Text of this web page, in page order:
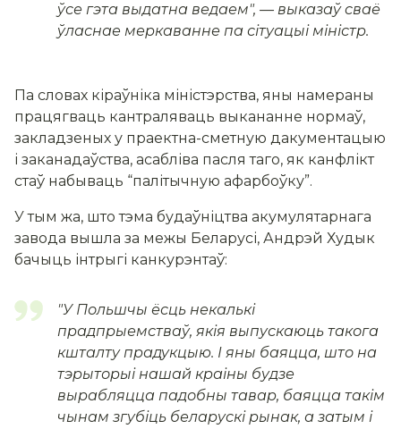
ўсе гэта выдатна ведаем", — выказаў сваё
ўласнае меркаванне па сітуацыі міністр.
Па словах кіраўніка міністэрства, яны намераны
працягваць кантраляваць выкананне нормаў,
закладзеных у праектна-сметную дакументацыю
і заканадаўства, асабліва пасля таго, як канфлікт
стаў набываць “палітычную афарбоўку”.
У тым жа, што тэма будаўніцтва акумулятарнага
завода вышла за межы Беларусі, Андрэй Худык
бачыць інтрыгі канкурэнтаў:
"У Польшчы ёсць некалькі
прадпрыемстваў, якія выпускаюць такога
кшталту прадукцыю. І яны баяцца, што на
тэрыторыі нашай краіны будзе
вырабляцца падобны тавар, баяцца такім
чынам згубіць беларускі рынак, а затым і